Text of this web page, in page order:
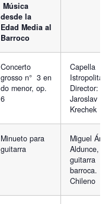
Música
desde la
Edad Media al
Barroco
Concerto
grosso n° 3 en
do menor, op.
6
Capella
Director:
Jaroslav
Krechek
Minueto para
guitarra
Miguel
Aldunce,
guitarra
barroca.
Chileno